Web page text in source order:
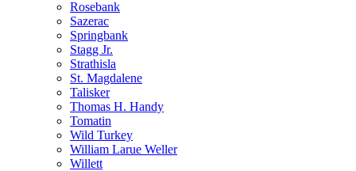
Rosebank
Sazerac
Springbank
Stagg Jr.
Strathisla
St. Magdalene
Talisker
Thomas H. Handy
Tomatin
Wild Turkey
William Larue Weller
Willett